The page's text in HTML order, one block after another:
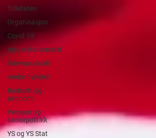
Tolletaten
Organisasjon
Covid-19
#jegerstatsansatt
Internasjonalt
Andre nyheter
Budsjett og
økonomi
Pensjon og
seniorpolitikk
YS og YS Stat